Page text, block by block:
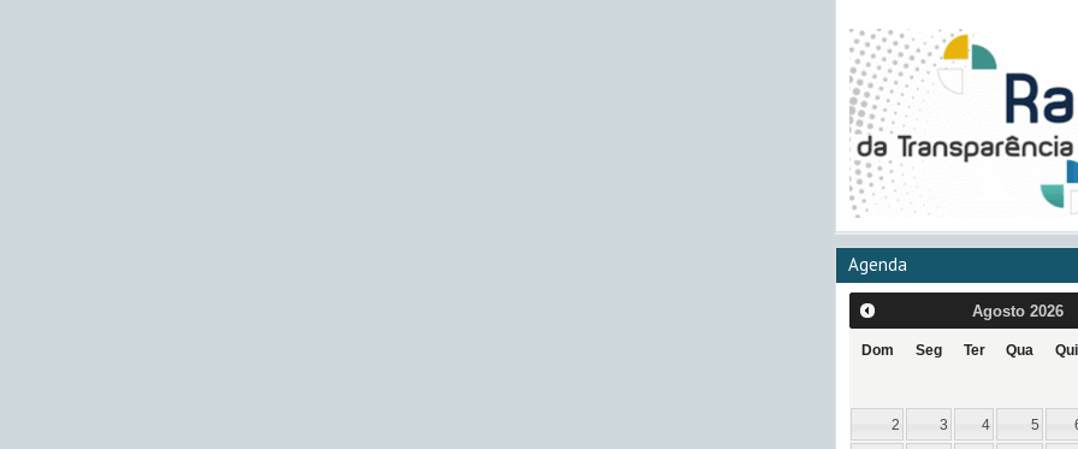
Agenda
Agosto 2026
Dom Seg Ter Qua Qui
2 3 4 5